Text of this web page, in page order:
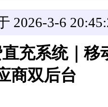
2026-3-6
充系统｜
商双后台